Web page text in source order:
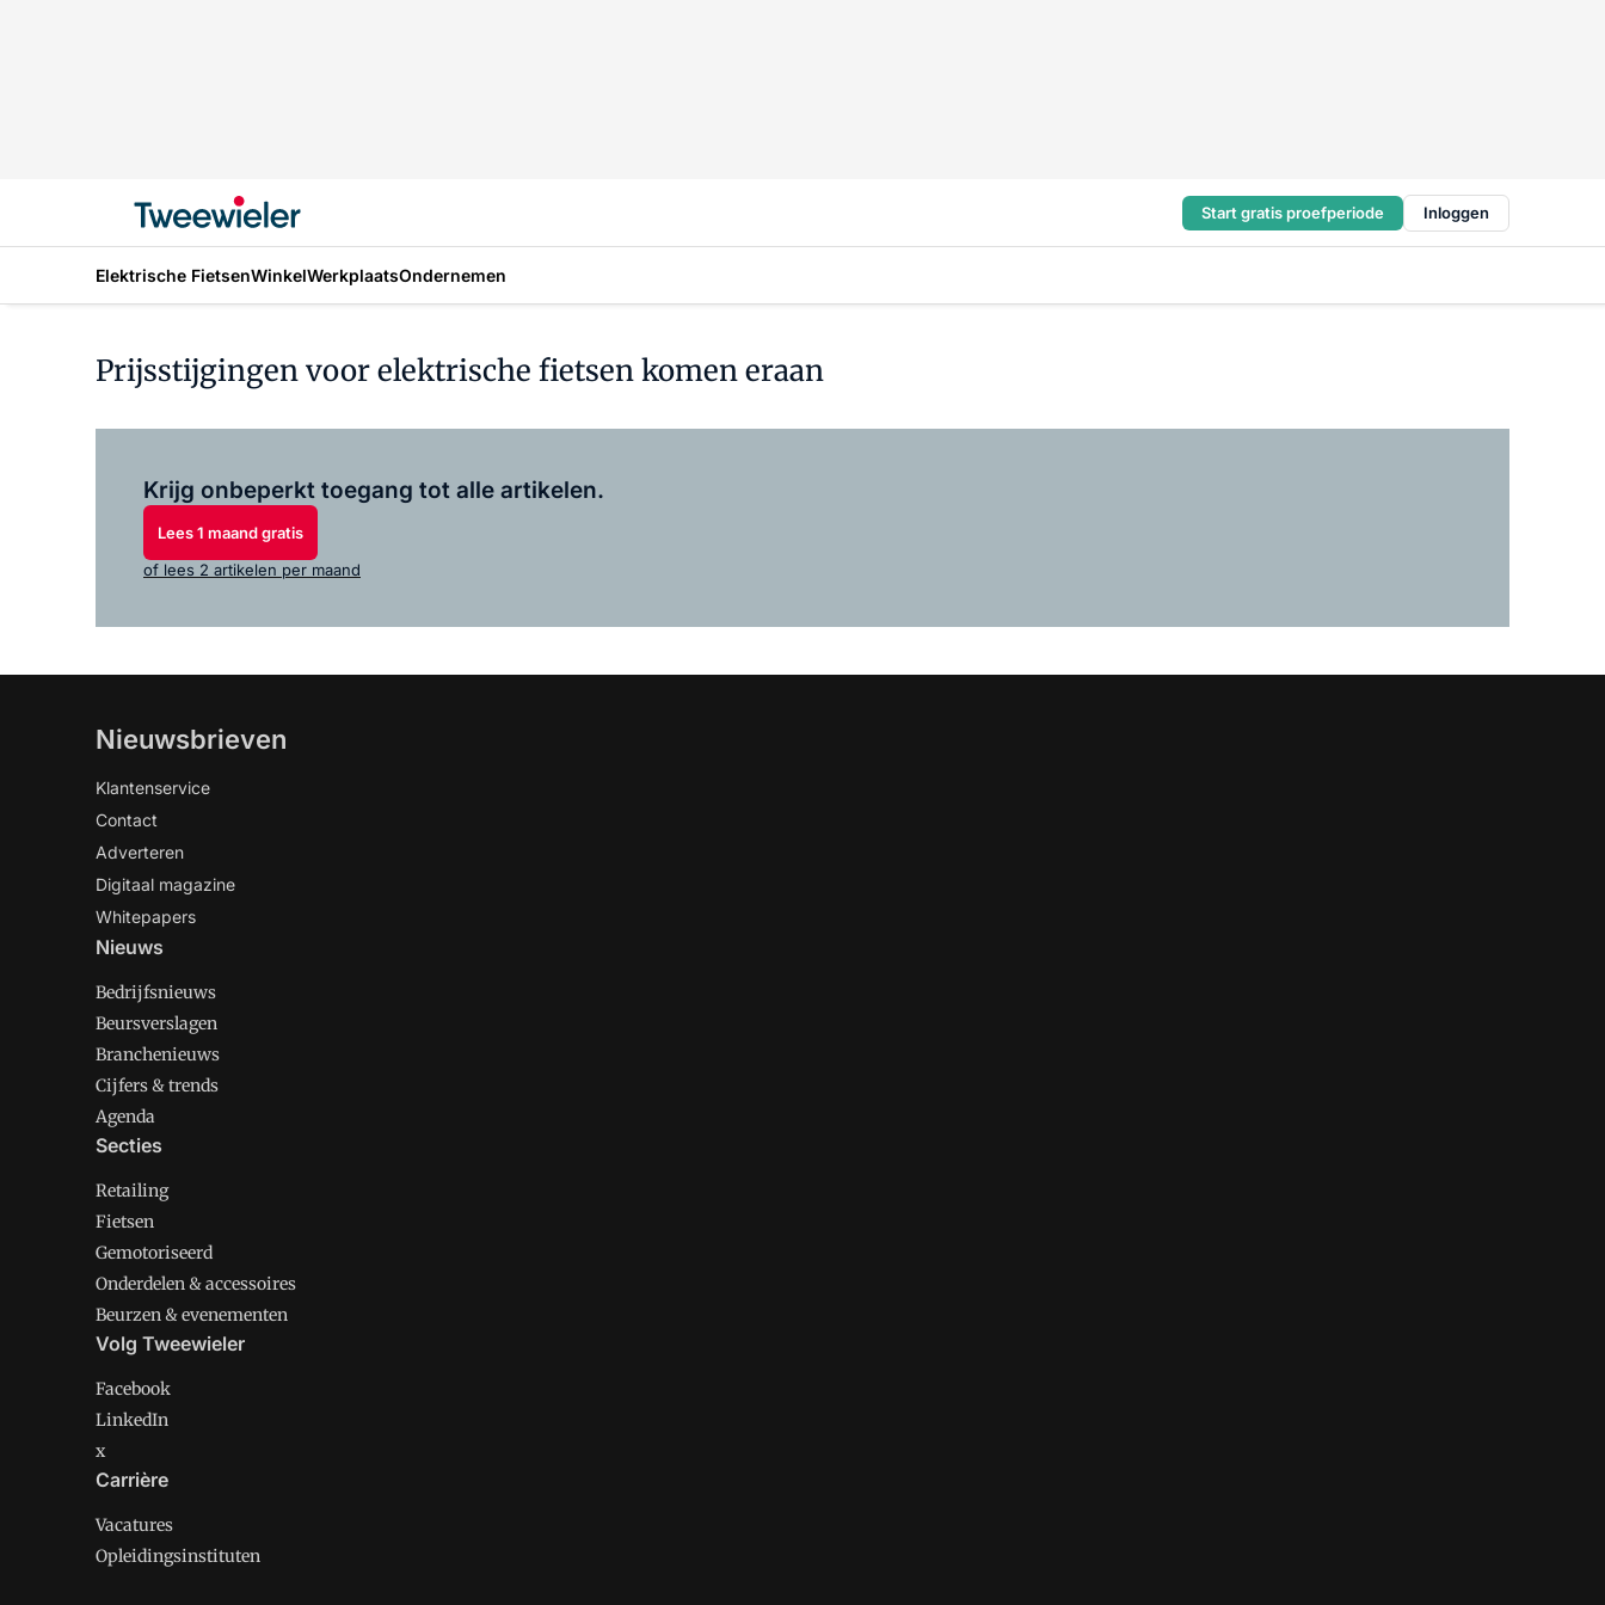
Start gratis proefperiode Inloggen
Elektrische FietsenWinkelWerkplaatsOndernemen
Prijsstijgingen voor elektrische fietsen komen eraan
Krijg onbeperkt toegang tot alle artikelen.
Lees 1 maand gratis
of lees 2 artikelen per maand
Nieuwsbrieven
Klantenservice
Contact
Adverteren
Digitaal magazine
Whitepapers
Nieuws
Bedrijfsnieuws
Beursverslagen
Branchenieuws
Cijfers & trends
Agenda
Secties
Retailing
Fietsen
Gemotoriseerd
Onderdelen & accessoires
Beurzen & evenementen
Volg Tweewieler
Facebook
LinkedIn
x
Carrière
Vacatures
Opleidingsinstituten